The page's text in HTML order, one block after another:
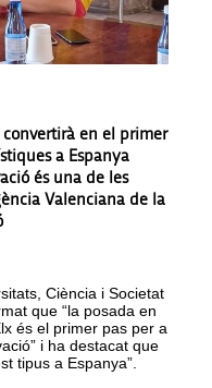
convertirà en el primer
a Espanya
és una de les
Valenciana de la
Ciència i Societat
que “la posada en
és el primer pas per a
i ha destacat que
tipus a Espanya”.